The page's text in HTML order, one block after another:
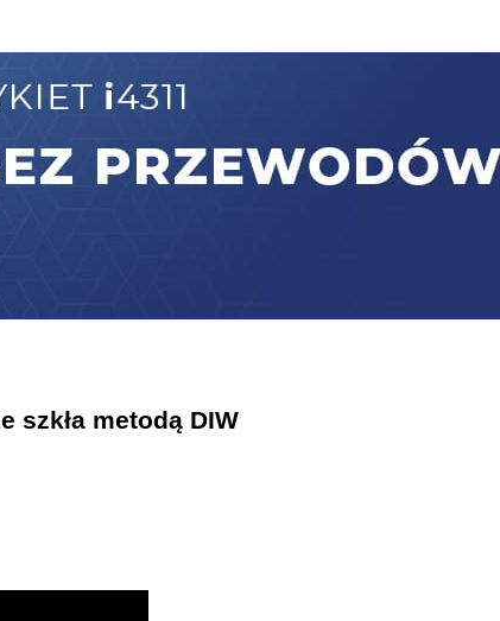
szkła metodą DIW